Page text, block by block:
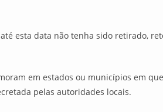
esta data não tenha sido retirado,
em estados ou municípios em
pelas autoridades locais.